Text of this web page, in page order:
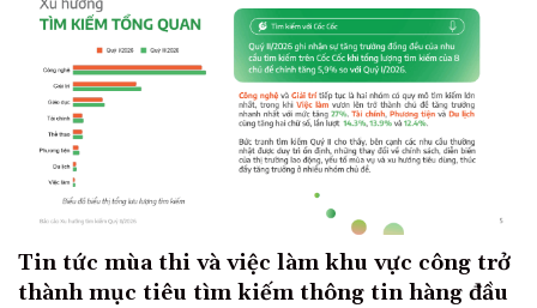
Tin tức mùa thi và việc làm khu vực công trở
thành mục tiêu tìm kiếm thông tin hàng đầu